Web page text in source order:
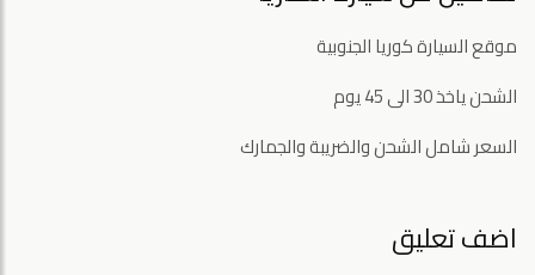
موقع السيارة كوريا الجنوبية
الشحن ياخذ 30 الى 45 يوم
السعر شامل الشحن والضريبة والجمارك
اضف تعليق